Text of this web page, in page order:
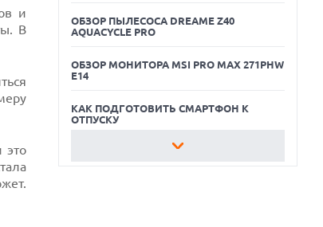
и
В
это
ОБЗОР ПЫЛЕСОСА DREAME Z40
AQUACYCLE PRO
ОБЗОР МОНИТОРА MSI PRO MAX 271PHW
E14
КАК ПОДГОТОВИТЬ СМАРТФОН К
ОТПУСКУ
ОБЗОР ПЫЛЕСОСА DREAME Z40